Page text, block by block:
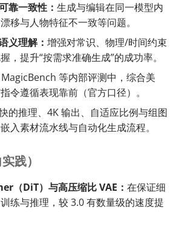
靠一致性： 生成与编辑在同一模型内
移与人物特征不一致等问题。
义理解： 增强对常识、物理/时间约束
，提升“按需求准确生成”的成功率。
等内部评测中，综合美
令遵循表现靠前（官方口径）。
的推理、4K 输出、自适应比例与组图
入素材流水线与自动化生成流程。
践）
（DiT）与高压缩比 VAE： 在保证细
练与推理，较 3.0 有数量级的速度提